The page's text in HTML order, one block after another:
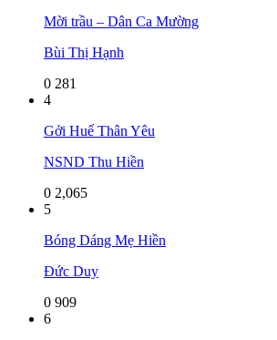
Mời trầu – Dân Ca Mường
Bùi Thị Hạnh
0 281
4
Gởi Huế Thân Yêu
NSND Thu Hiền
0 2,065
5
Bóng Dáng Mẹ Hiền
Đức Duy
0 909
6